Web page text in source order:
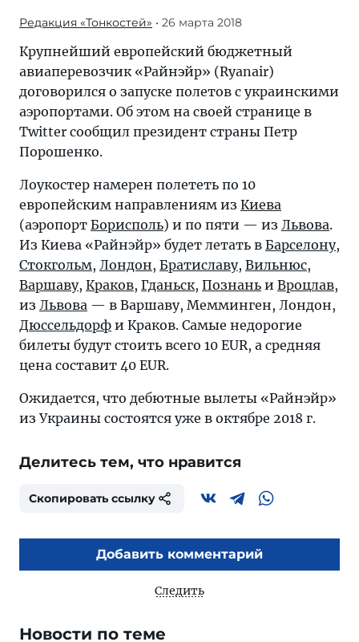
Редакция «Тонкостей» • 26 марта 2018
Крупнейший европейский бюджетный
авиаперевозчик «Райнэйр» (Ryanair)
договорился о запуске полетов с украинскими
аэропортами. Об этом на своей странице в
Twitter сообщил президент страны Петр
Порошенко.
Лоукостер намерен полететь по 10
европейским направлениям из Киева
(аэропорт Борисполь) и по пяти — из Львова.
Из Киева «Райнэйр» будет летать в Барселону,
Стокгольм, Лондон, Братиславу, Вильнюс,
Варшаву, Краков, Гданьск, Познань и Вроцлав,
из Львова — в Варшаву, Мемминген, Лондон,
Дюссельдорф и Краков. Самые недорогие
билеты будут стоить всего 10 EUR, а средняя
цена составит 40 EUR.
Ожидается, что дебютные вылеты «Райнэйр»
из Украины состоятся уже в октябре 2018 г.
Делитесь тем, что нравится
Скопировать ссылку
Добавить комментарий
Следить
Новости по теме